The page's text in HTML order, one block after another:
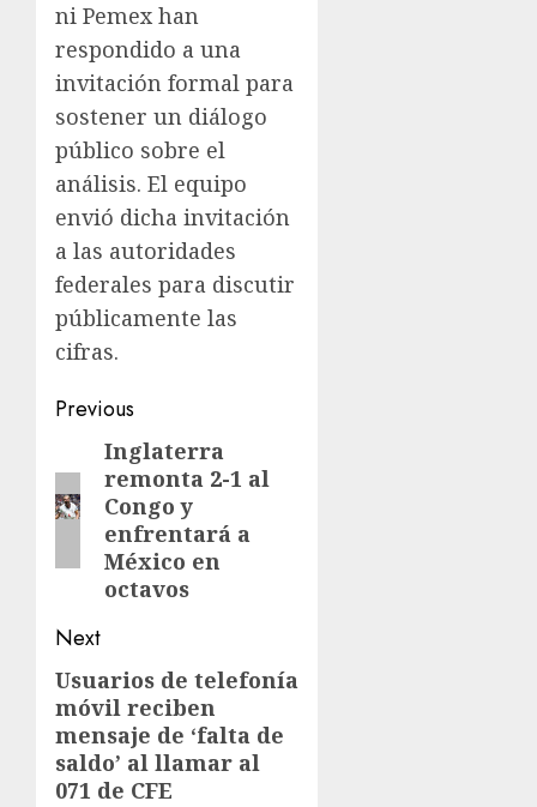
ni Pemex han
respondido a una
invitación formal para
sostener un diálogo
público sobre el
análisis. El equipo
envió dicha invitación
a las autoridades
federales para discutir
públicamente las
cifras.
Previous
Inglaterra
remonta 2-1 al
Congo y
enfrentará a
México en
octavos
Next
Usuarios de telefonía
móvil reciben
mensaje de ‘falta de
saldo’ al llamar al
071 de CFE